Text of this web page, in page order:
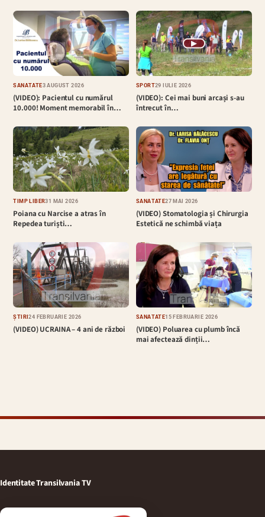
SĂNĂTATE3 AUGUST 2026
(VIDEO): Pacientul cu numărul
10.000! Moment memorabil în…
▶
SPORT29 IULIE 2026
(VIDEO): Cei mai buni arcași s-au
întrecut în…
TIMP LIBER31 MAI 2026
Poiana cu Narcise a atras în
Repedea turiști…
SĂNĂTATE27 MAI 2026
(VIDEO) Stomatologia și Chirurgia
Estetică ne schimbă viața
ȘTIRI24 FEBRUARIE 2026
(VIDEO) UCRAINA – 4 ani de război
SĂNĂTATE15 FEBRUARIE 2026
(VIDEO) Poluarea cu plumb încă
mai afectează dinții…
Identitate Transilvania TV